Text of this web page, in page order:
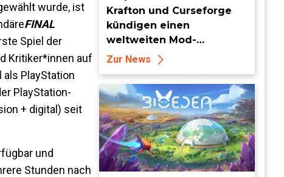
wurde, ist
FINAL
Spiel der
Kritiker*innen auf
PlayStation
PlayStation-
+ digital) seit
und
Stunden nach
Krafton und Curseforge
kündigen einen
weltweiten Mod-
Wettbewerb mit einem
Preisgeld von 95.000 US-
Dollar an
Zur News